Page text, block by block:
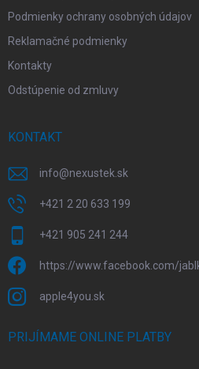
Podmienky ochrany osobných údajov
Reklamačné podmienky
Kontakty
Odstúpenie od zmluvy
KONTAKT
info@nexustek.sk
+421 2 20 633 199
+421 905 241 244
https://www.facebook.com/
apple4you.sk
PRIJÍMAME ONLINE PLATBY